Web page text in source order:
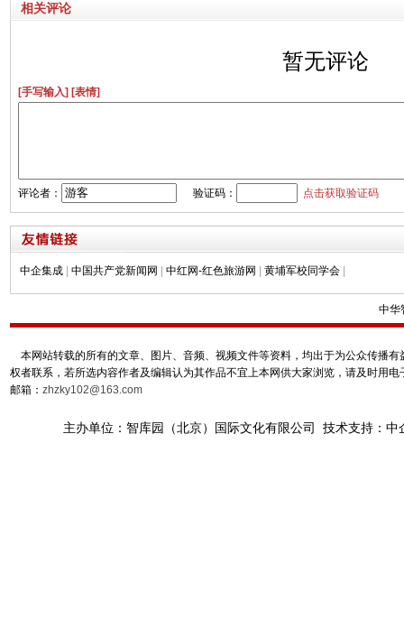
相关评论
暂无评论
[手写输入] [表情]
评论者： 验证码： 点击获取验证码
中企集成 中国共产党新闻网 中红网-红色旅游网 黄埔军校同学会
中华
本网站转载的所有的文章、图片、音频、视频文件等资料，均出于为公众传播
权者联系，若所选内容作者及编辑认为其作品不宜上本网供大家浏览，请及时用
邮箱： zhzky102@163.com
主办单位：智库园（北京）国际文化有限公司 技术支持：